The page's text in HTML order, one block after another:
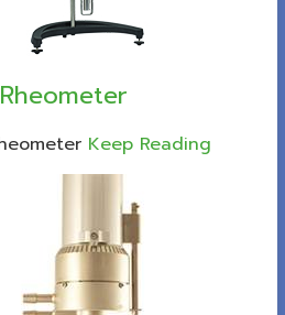
Keep Reading